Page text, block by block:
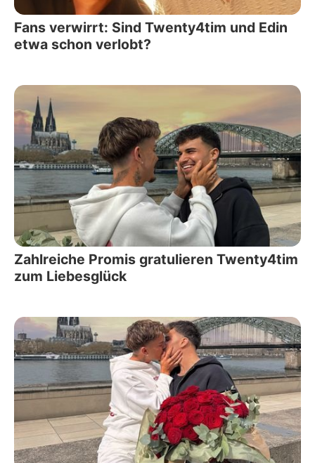
Fans verwirrt: Sind Twenty4tim und Edin
etwa schon verlobt?
Zahlreiche Promis gratulieren Twenty4tim
zum Liebesglück